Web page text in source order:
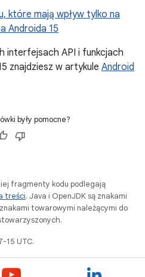
które mają wpływ tylko na
Androida 15
interfejsach API i funkcjach
znajdziesz w artykule Android
były pomocne?
fragmenty kodu podlegają
treści. Java i OpenJDK są znakami
towarowymi należącymi do
15 UTC.